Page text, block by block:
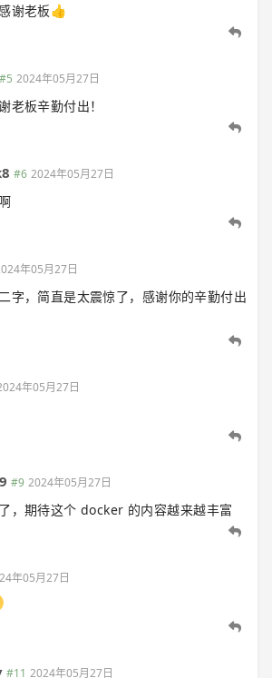
谢老板👍
#5 2024年05月27日
老板辛勤付出！
#6 2024年05月27日
年05月27日
字，简直是太震惊了，感谢你的辛勤付出
年05月27日
#9 2024年05月27日
，期待这个 docker 的内容越来越丰富
年05月27日
#11 2024年05月27日